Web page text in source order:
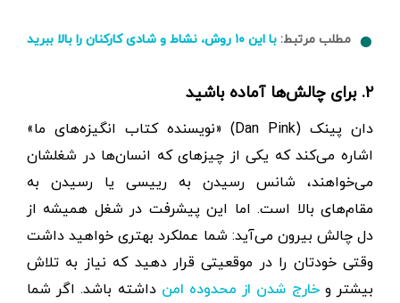
مطلب مرتبط: با این ۱۰ روش، نشاط و شادی کارکنان را بالا ببرید
۲. برای چالش‌ها آماده باشید
دان پینک (Dan Pink) «نویسنده کتاب انگیزه‌های ما»
اشاره می‌کند که یکی از چیزهای که انسان‌ها در شغلشان
می‌خواهند، شانس رسیدن به رییسی یا رسیدن به
مقام‌های بالا است. اما این پیشرفت در شغل همیشه از
دل چالش بیرون می‌آید: شما عملکرد بهتری خواهید داشت
وقتی خودتان را در موقعیتی قرار دهید که نیاز به تلاش
بیشتر وخارج شدن از محدوده امن داشته باشد. اگر شما